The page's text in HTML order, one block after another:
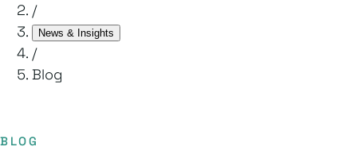
/
News & Insights
/
Blog
BLOG